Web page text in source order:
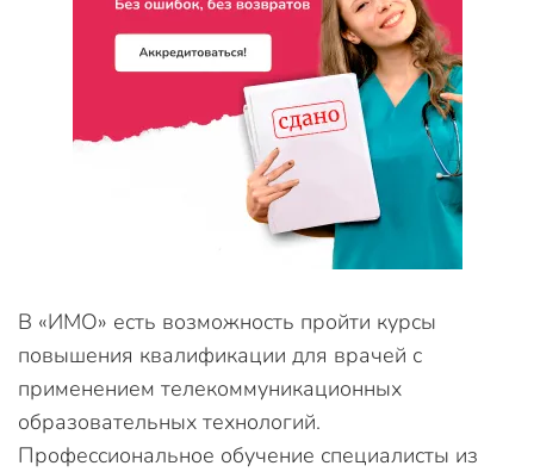
В «ИМО» есть возможность пройти курсы
повышения квалификации для врачей с
применением телекоммуникационных
образовательных технологий.
Профессиональное обучение специалисты из